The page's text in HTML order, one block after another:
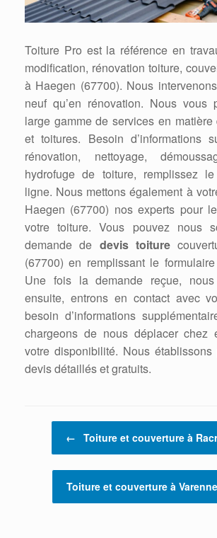
Toiture Pro est la référence en
modification, rénovation toiture,
à Haegen (67700). Nous
neuf qu’en rénovation. Nous vous
large gamme de services en matière
et toitures. Besoin d’informations
rénovation, nettoyage,
hydrofuge de toiture, remplissez
ligne. Nous mettons également à
Haegen (67700) nos experts pour
votre toiture. Vous pouvez nous
demande de devis toiture
(67700) en remplissant le
Une fois la demande reçue,
ensuite, entrons en contact avec
besoin d’informations
chargeons de nous déplacer chez
votre disponibilité. Nous
devis détaillés et gratuits.
Post navigation
← Toiture et couverture à
Toiture et couverture à